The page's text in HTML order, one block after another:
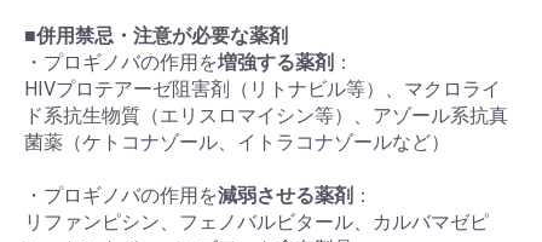
■併用禁忌・注意が必要な薬剤
・プロギノバの作用を増強する薬剤 ：
HIVプロテアーゼ阻害剤（リトナビル等）、マクロライ
ド系抗生物質（エリスロマイシン等）、アゾール系抗真
菌薬（ケトコナゾール、イトラコナゾールなど）
・プロギノバの作用を減弱させる薬剤 ：
リファンピシン、フェノバルビタール、カルバマゼピ